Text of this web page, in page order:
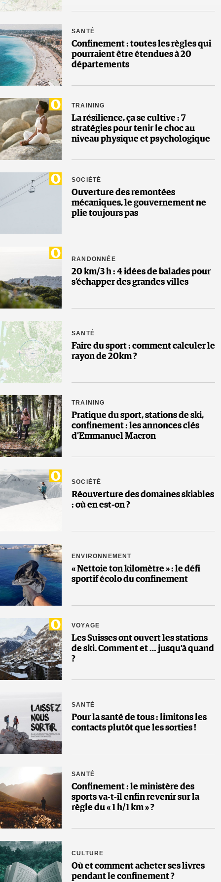
SANTÉ
Confinement : toutes les règles qui
pourraient être étendues à 20
départements
TRAINING
La résilience, ça se cultive : 7
stratégies pour tenir le choc au
niveau physique et psychologique
SOCIÉTÉ
Ouverture des remontées
mécaniques, le gouvernement ne
plie toujours pas
RANDONNÉE
20 km/3 h : 4 idées de balades pour
s’échapper des grandes villes
SANTÉ
Faire du sport : comment calculer le
rayon de 20km ?
TRAINING
Pratique du sport, stations de ski,
confinement : les annonces clés
d’Emmanuel Macron
SOCIÉTÉ
Réouverture des domaines skiables
: où en est-on ?
ENVIRONNEMENT
« Nettoie ton kilomètre » : le défi
sportif écolo du confinement
VOYAGE
Les Suisses ont ouvert les stations
de ski. Comment et … jusqu’à quand
?
SANTÉ
Pour la santé de tous : limitons les
contacts plutôt que les sorties !
SANTÉ
Confinement : le ministère des
sports va-t-il enfin revenir sur la
règle du « 1 h/1 km » ?
CULTURE
Où et comment acheter ses livres
pendant le confinement ?